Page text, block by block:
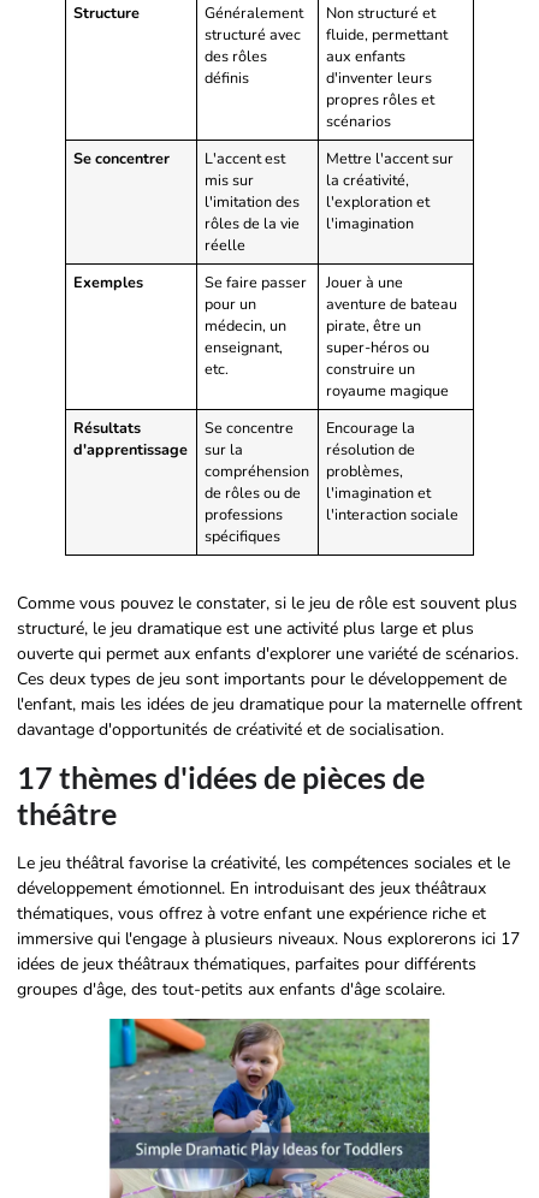
Structure
Généralement
structuré avec
des rôles
définis
Non structuré et
fluide, permettant
aux enfants
d'inventer leurs
propres rôles et
scénarios
Se concentrer
L'accent est
mis sur
l'imitation des
rôles de la vie
réelle
Mettre l'accent sur
la créativité,
l'exploration et
l'imagination
Exemples
Se faire passer
pour un
médecin, un
enseignant,
etc.
Jouer à une
aventure de bateau
pirate, être un
super-héros ou
construire un
royaume magique
Résultats
d'apprentissage
Se concentre
sur la
compréhension
de rôles ou de
professions
spécifiques
Encourage la
résolution de
problèmes,
l'imagination et
l'interaction sociale
Comme vous pouvez le constater, si le jeu de rôle est souvent plus
structuré, le jeu dramatique est une activité plus large et plus
ouverte qui permet aux enfants d'explorer une variété de scénarios.
Ces deux types de jeu sont importants pour le développement de
l'enfant, mais les idées de jeu dramatique pour la maternelle offrent
davantage d'opportunités de créativité et de socialisation.
17 thèmes d'idées de pièces de
théâtre
Le jeu théâtral favorise la créativité, les compétences sociales et le
développement émotionnel. En introduisant des jeux théâtraux
thématiques, vous offrez à votre enfant une expérience riche et
immersive qui l'engage à plusieurs niveaux. Nous explorerons ici 17
idées de jeux théâtraux thématiques, parfaites pour différents
groupes d'âge, des tout-petits aux enfants d'âge scolaire.